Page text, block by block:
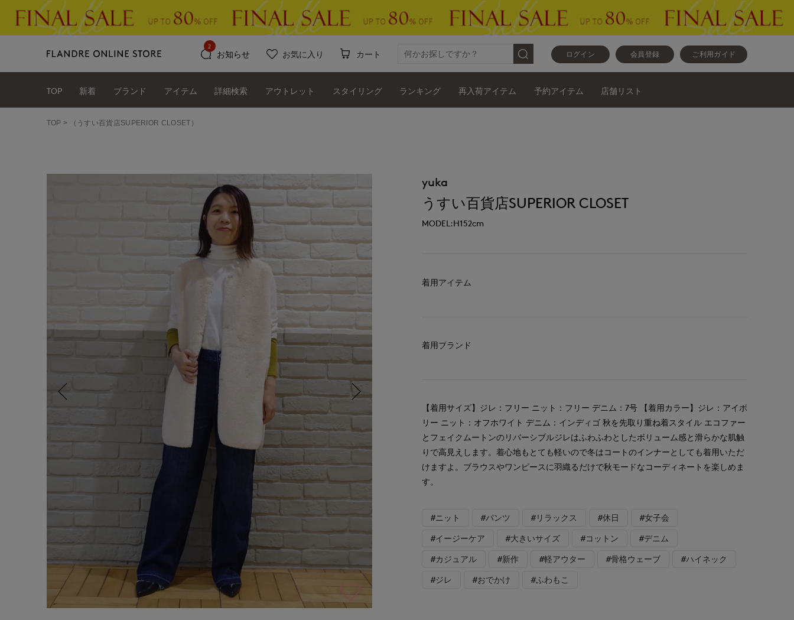
ログイン 会員登録 ご利用ガイド
お知らせ
2
お気に入り カート
TOP 新着 ブランド アイテム 詳細検索 アウトレット スタイリング ランキング 再入荷アイテム 予約アイテム 店舗リスト
TOP （うすい百貨店SUPERIOR CLOSET）
yuka
うすい百貨店SUPERIOR CLOSET
MODEL:H152cm
着用アイテム
着用ブランド
【着用サイズ】ジレ：フリー ニット：フリー デニム：7号 【着用カラー】ジレ：アイボ
リー ニット：オフホワイト デニム：インディゴ 秋を先取り重ね着スタイル エコファー
とフェイクムートンのリバーシブルジレはふわふわとしたボリューム感と滑らかな肌触
りで高見えします。着心地もとても軽いので冬はコートのインナーとしても着用いただ
けますよ。ブラウスやワンピースに羽織るだけで秋モードなコーディネートを楽しめま
す。
#ニット #パンツ #リラックス #休日 #女子会
#イージーケア #大きいサイズ #コットン #デニム
#カジュアル #新作 #軽アウター #骨格ウェーブ #ハイネック
#ジレ #おでかけ #ふわもこ